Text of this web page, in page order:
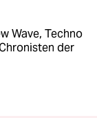
Wave, Techno
der